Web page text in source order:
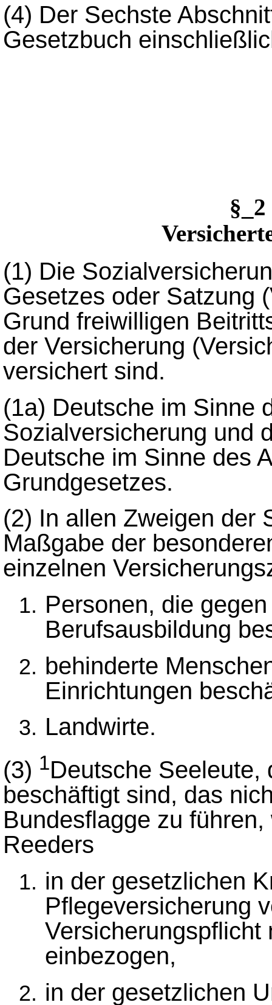
(4) Der Sechste
Gesetzbuch
(1) Die
Gesetzes oder Satzung
Grund freiwilligen
der Versicherung
versichert sind.
(1a) Deutsche im Sinne
Sozialversicherung und
Deutsche im Sinne des
Grundgesetzes.
(2) In allen Zweigen der
Maßgabe der
einzelnen
Personen, die
Berufsausbildung
behinderte
Einrichtungen
Landwirte.
(3) 1Deutsche Seeleute,
beschäftigt sind, das
Bundesflagge zu
Reeders
in der gesetzlichen
Pflegeversicherung
Versicherungspflicht
einbezogen,
in der gesetzlichen